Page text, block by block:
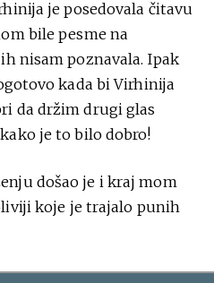
je posedovala čitavu
bile pesme na
nisam poznavala. Ipak
kada bi Virhinija
da držim drugi glas
je to bilo dobro!
došao je i kraj mom
koje je trajalo punih